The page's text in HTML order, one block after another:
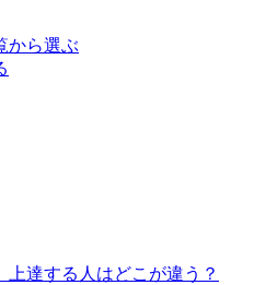
から選ぶ
達する人はどこが違う？